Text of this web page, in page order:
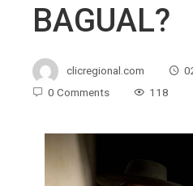
BAGUAL?
clicregional.com
0 Comments
118